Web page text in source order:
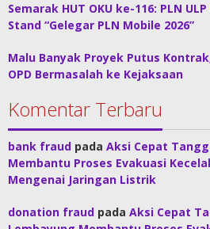
Semarak HUT OKU ke-116: PLN
Stand “Gelegar PLN Mobile 2026”
Malu Banyak Proyek Putus
OPD Bermasalah ke Kejaksaan
Komentar Terbaru
bank fraud pada Aksi Cepat
Membantu Proses Evakuasi
Mengenai Jaringan Listrik
donation fraud pada Aksi Cepat